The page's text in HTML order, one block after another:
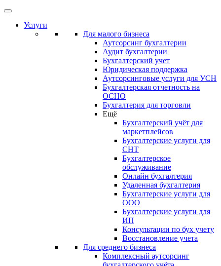
Услуги
Для малого бизнеса
Аутсорсинг бухгалтерии
Аудит бухгалтерии
Бухгалтерский учет
Юридическая поддержка
Аутсорсинговые услуги для УСН
Бухгалтерская отчетность на
ОСНО
Бухгалтерия для торговли
Ещё
Бухгалтерский учёт для
маркетплейсов
Бухгалтерские услуги для
СНТ
Бухгалтерское
обслуживание
Онлайн бухгалтерия
Удаленная бухгалтерия
Бухгалтерские услуги для
ООО
Бухгалтерские услуги для
ИП
Консультации по бух учету
Восстановление учета
Для среднего бизнеса
Комплексный аутсорсинг